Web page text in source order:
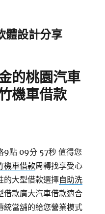
體設計分享
的桃園汽車
機車借款
9點 09分 57秒 值得您
機車借款周轉找享受心
的大型借款選擇自助洗
借款廣大汽車借款適合
統當舖的給您營業模式